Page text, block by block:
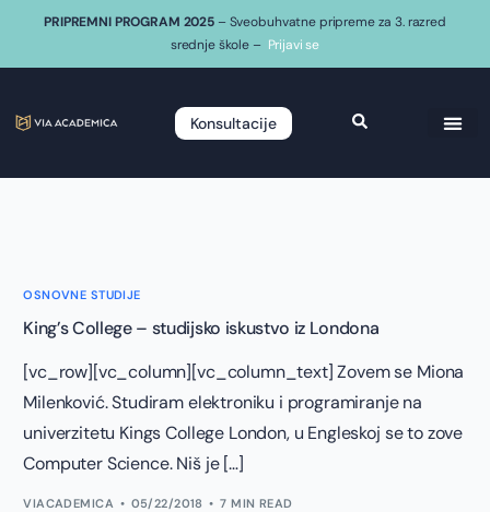
PRIPREMNI PROGRAM 2025 – Sveobuhvatne pripreme za 3. razred
srednje škole – Prijavi se
Konsultacije
OSNOVNE STUDIJE
King’s College – studijsko iskustvo iz Londona
[vc_row][vc_column][vc_column_text] Zovem se Miona
Milenković. Studiram elektroniku i programiranje na
univerzitetu Kings College London, u Engleskoj se to zove
Computer Science. Niš je […]
VIACADEMICA 05/22/2018 7 MIN READ